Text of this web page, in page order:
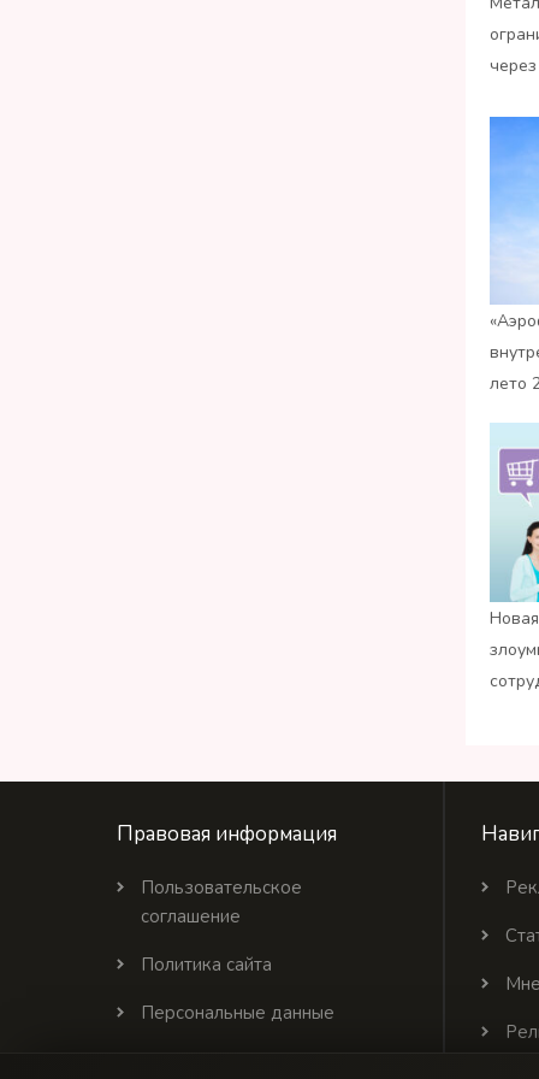
лето
Правовая информация
Пользовательское
соглашение
Политика сайта
Персональные данные